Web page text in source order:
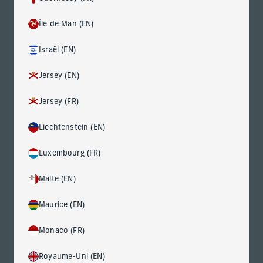
Île de Man (EN)
Israël (EN)
Jersey (EN)
Jersey (FR)
Liechtenstein (EN)
Luxembourg (FR)
Malte (EN)
Maurice (EN)
Monaco (FR)
Royaume-Uni (EN)
l’ensemble de leurs portefeuilles.
l’attention, l’une des grandes tendances récentes consiste
potentiellement sous-évalués). En particulier, les femmes
artistes, les artistes autochtones, les artistes africains, y
créateurs historiquement moins prisés, sont à l’origine de
De ce fait, les institutions et les collectionneurs privés
artistes sous-évalués, dans le cadre d’un rééquilibrage
mouvements marquants, tels que Black Lives Matter et les
Guerilla Girls.
Un mouvement international est
apparu